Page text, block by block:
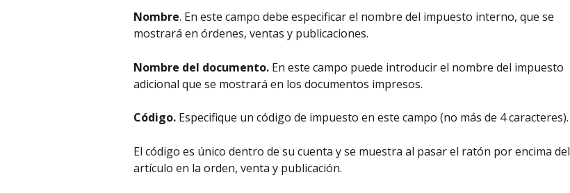
Nombre. En este campo debe especificar el nombre del impuesto interno, que se
mostrará en órdenes, ventas y publicaciones.
Nombre del documento. En este campo puede introducir el nombre del impuesto
adicional que se mostrará en los documentos impresos.
Código. Especifique un código de impuesto en este campo (no más de 4 caracteres).
El código es único dentro de su cuenta y se muestra al pasar el ratón por encima del
artículo en la orden, venta y publicación.